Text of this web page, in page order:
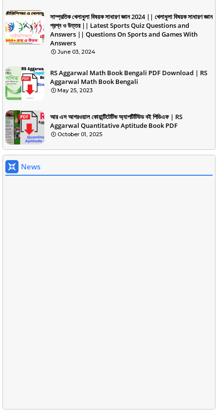
সাম্প্রতিক খেলাধুলা বিষয়ক সাধারণ জ্ঞান 2024 || খেলাধুলা বিষয়ক সাধারণ জ্ঞান
প্রশ্ন ও উত্তর || Latest Sports Quiz Questions and
Answers || Questions On Sports and Games With
Answers
June 03, 2024
RS Aggarwal Math Book Bengali PDF Download | RS
Aggarwal Math Book Bengali
May 25, 2023
আর এস আগরওয়াল কোয়ান্টিটেটিভ অ্যাপটিটিউড বই পিডিএফ | RS
Aggarwal Quantitative Aptitude Book PDF
October 01, 2025
News